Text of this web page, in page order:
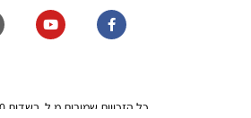
כל הזכויות שמורות מ.ל. בשדות 2020 בע"מ